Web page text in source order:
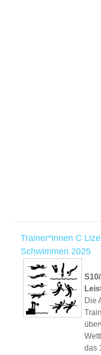
Trainer*innen C
Schwimmen 2025
Die
das